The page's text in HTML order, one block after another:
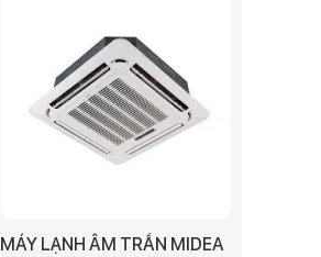
MÁY LẠNH ÂM TRẦN MIDEA